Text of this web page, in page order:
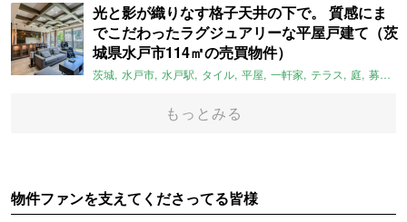
光と影が織りなす格子天井の下で。 質感にま
でこだわったラグジュアリーな平屋戸建て（茨
城県水戸市114㎡の売買物件）
茨城 水戸市 水戸駅 タイル 平屋 一軒家 テラス 庭 募集中
もっとみる
物件ファンを支えてくださってる皆様